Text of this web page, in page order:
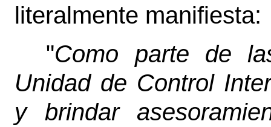
literalmente manifiesta:
"Como parte de
Unidad de Control
y brindar